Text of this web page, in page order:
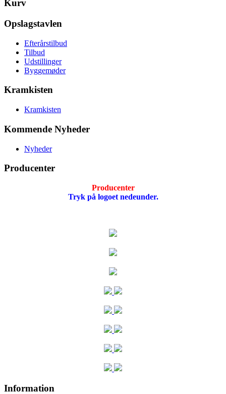
Kurv
Opslagstavlen
Efterårstilbud
Tilbud
Udstillinger
Byggemøder
Kramkisten
Kramkisten
Kommende Nyheder
Nyheder
Producenter
Producenter
Tryk på logoet nedeunder.
Information